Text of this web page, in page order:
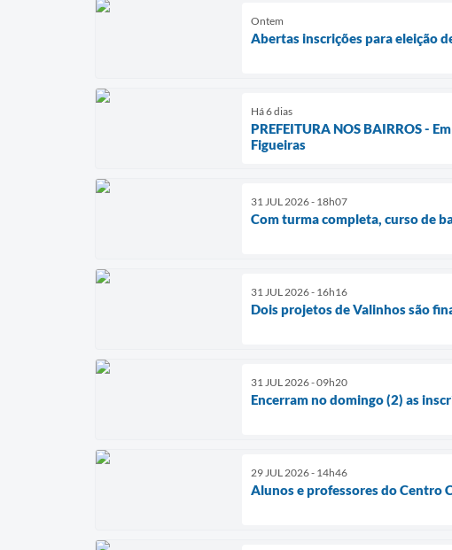
Ontem
Abertas inscrições para eleição
Há 6 dias
PREFEITURA NOS BAIRROS -
Figueiras
31 JUL 2026 - 18h07
Com turma completa, curso de
31 JUL 2026 - 16h16
Dois projetos de Valinhos são
31 JUL 2026 - 09h20
Encerram no domingo (2) as
29 JUL 2026 - 14h46
Alunos e professores do Centro